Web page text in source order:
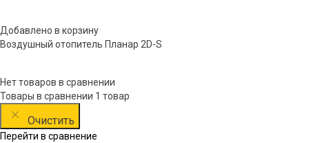
Добавлено в корзину
Воздушный отопитель Планар 2D-S
Нет товаров в сравнении
Товары в сравнении 1 товар
Очистить
Перейти в сравнение